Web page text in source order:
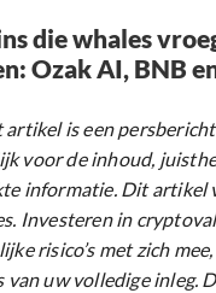
die whales
Ozak AI, BNB
is een
voor de inhoud,
informatie. Dit artikel
Investeren in
risico’s met zich
van uw volledige inleg.